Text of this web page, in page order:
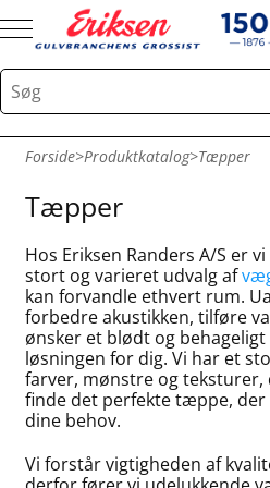
Forside>Produktkatalog>Tæpper
Tæpper
Hos Eriksen Randers A/S er
stort og varieret udvalg af
kan forvandle ethvert rum.
forbedre akustikken, tilføre
ønsker et blødt og
løsningen for dig. Vi har et
farver, mønstre og teksturer,
finde det perfekte tæppe,
dine behov.
Vi forstår vigtigheden af